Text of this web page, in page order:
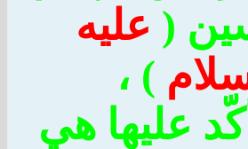
(عليه
) ،
هي